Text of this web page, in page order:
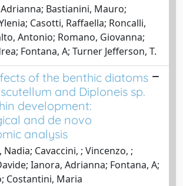
Bastianini, Mauro;
Casotti, Raffaella; Roncalli,
Antonio; Romano, Giovanna;
Fontana, A; Turner Jefferson, T.
of the benthic diatoms
and Diploneis sp.
development:
and de novo
analysis
Nadia; Cavaccini, ; Vincenzo, ;
Ianora, Adrianna; Fontana, A;
Costantini, Maria